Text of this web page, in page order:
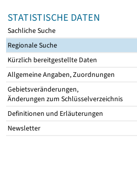
STATISTISCHE DATEN
Sachliche Suche
Regionale Suche
Kürzlich bereitgestellte Daten
Allgemeine Angaben, Zuordnungen
Gebietsveränderungen,
Änderungen zum Schlüsselverzeichnis
Definitionen und Erläuterungen
Newsletter